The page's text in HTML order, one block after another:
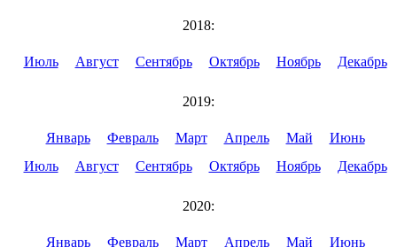
2018:
Июль Август Сентябрь Октябрь Ноябрь Декабрь
2019:
Январь Февраль Март Апрель Май
Июнь
Июль
Август Сентябрь Октябрь Ноябрь Декабрь
2020:
Январь Февраль Март Апрель Май
Июнь